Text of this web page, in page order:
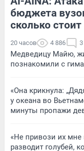
бюджета
сколько стоит
20 часов 4 886 3
Медведицу Майю,
познакомили с
«Она крикнула:
у океана во
минуты пропажи
«Не привози их мне
разводит голубей,